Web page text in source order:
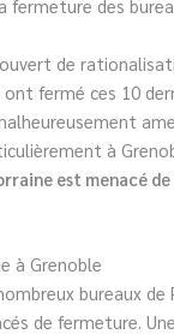
fermeture des
de
fermé ces 10
à
est menacé
à Grenoble
bureaux
de fermeture.